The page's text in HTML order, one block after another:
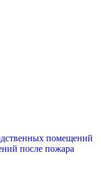
помещений
после пожара